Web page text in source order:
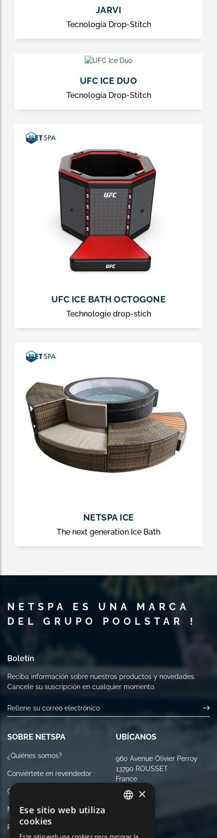
JARVI
Tecnología Drop-Stitch
UFC ICE DUO
Tecnología Drop-Stitch
UFC ICE BATH OCTOGONE
Technologie drop-stich
NETSPA ICE
The next generation Ice Bath
NETSPA ES UNA MARCA
DEL GRUPO POOLSTAR !
Boletín
Reciba información sobre nuestros productos y novedades.
Cancele su suscripción en cualquier momento.
SOBRE NETSPA
¿Quiénes somos?
Conviértete en revendedor
Contáctenos
Notas Legales
Política de Privacidad
UBÍCANOS
960 Avenue Olivier Perroy
13790 ROUSSET
France
×
Ese sitio web utiliza
cookies
Este sitio web usa cookies para mejorar la